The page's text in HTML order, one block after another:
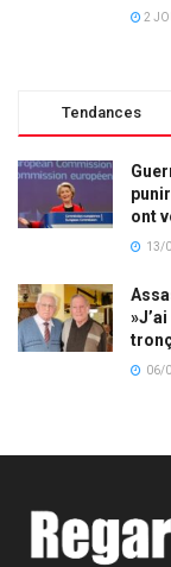
2
Tendances
ont
13/
06/